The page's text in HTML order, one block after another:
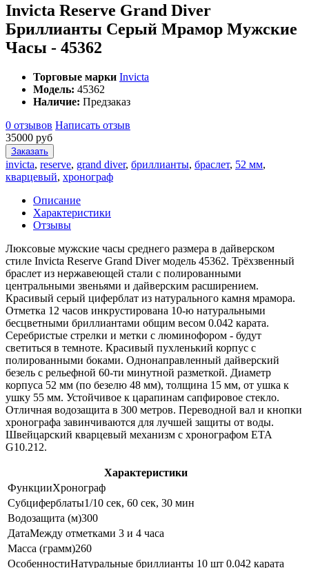
Invicta Reserve Grand Diver
Бриллианты Серый Мрамор Мужские
Часы - 45362
Торговые марки Invicta
Модель: 45362
Наличие: Предзаказ
0 отзывов Написать отзыв
35000 руб
Заказать
invicta, reserve, grand diver, бриллианты, браслет, 52 мм,
кварцевый, хронограф
Описание
Характеристики
Отзывы
Люксовые мужские часы среднего размера в дайверском
стиле Invicta Reserve Grand Diver модель 45362. Трёхзвенный
браслет из нержавеющей стали с полированными
центральными звеньями и дайверским расширением.
Красивый серый циферблат из натурального камня мрамора.
Отметка 12 часов инкрустирована 10-ю натуральными
бесцветными бриллиантами общим весом 0.042 карата.
Серебристые стрелки и метки с люминофором - будут
светиться в темноте. Красивый пухленький корпус с
полированными боками. Однонаправленный дайверский
безель с рельефной 60-ти минутной разметкой. Диаметр
корпуса 52 мм (по безелю 48 мм), толщина 15 мм, от ушка к
ушку 55 мм. Устойчивое к царапинам сапфировое стекло.
Отличная водозащита в 300 метров. Переводной вал и кнопки
хронографа завинчиваются для лучшей защиты от воды.
Швейцарский кварцевый механизм с хронографом ETA
G10.212.
Характеристики
ФункцииХронограф
Субциферблаты1/10 сек, 60 сек, 30 мин
Водозащита (м)300
ДатаМежду отметками 3 и 4 часа
Масса (грамм)260
ОсобенностиНатуральные бриллианты 10 шт 0.042 карата